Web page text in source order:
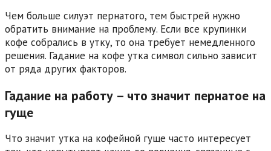
Чем больше силуэт пернатого, тем быстрей нужно
обратить внимание на проблему. Если все крупинки
кофе собрались в утку, то она требует немедленного
решения. Гадание на кофе утка символ сильно зависит
от ряда других факторов.
Гадание на работу – что значит пернатое на
гуще
Что значит утка на кофейной гуще часто интересует